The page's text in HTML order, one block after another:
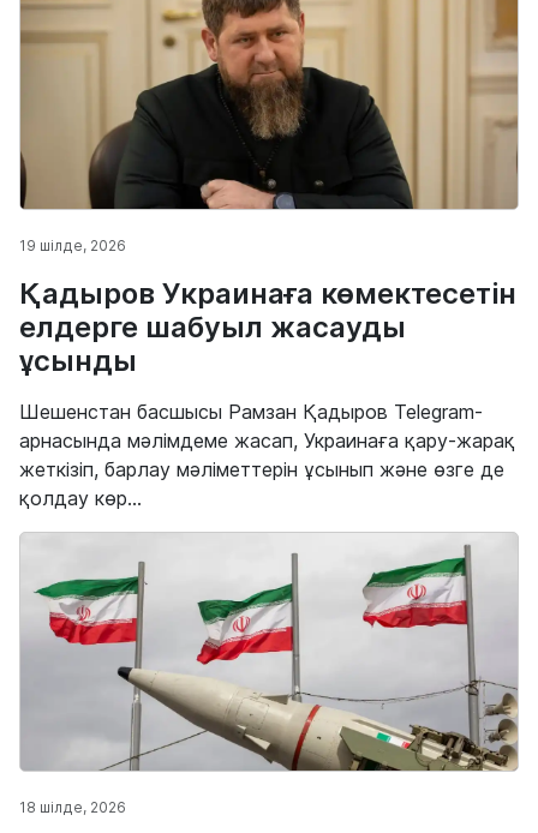
19 шілде, 2026
Қадыров Украинаға көмектесетін
елдерге шабуыл жасауды
ұсынды
Шешенстан басшысы Рамзан Қадыров Telegram-
арнасында мәлімдеме жасап, Украинаға қару-жарақ
жеткізіп, барлау мәліметтерін ұсынып және өзге де
қолдау көр...
18 шілде, 2026